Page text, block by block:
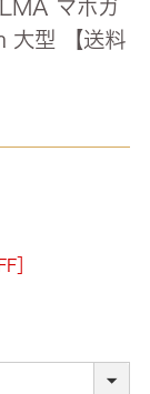
マホガ
大型 【送料
］